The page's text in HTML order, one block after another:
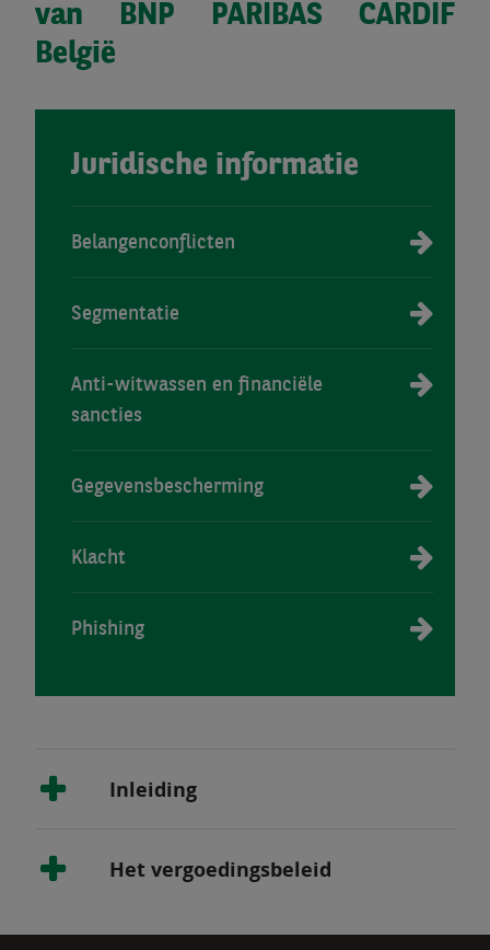
van BNP PARIBAS CARDIF
België
Juridische informatie
Belangenconflicten
Segmentatie
Anti-witwassen en financiële
sancties
Gegevensbescherming
Klacht
Phishing
Inleiding
Het vergoedingsbeleid